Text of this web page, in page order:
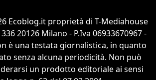
Ecoblog.it proprietà di T-Mediahouse
20126 Milano - P.Iva 06933670967 -
è una testata giornalistica, in quanto
senza alcuna periodicità. Non può
un prodotto editoriale ai sensi